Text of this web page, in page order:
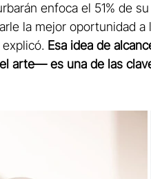
enfoca el 51% de
la mejor oportunidad
Esa idea de
arte— es una de las